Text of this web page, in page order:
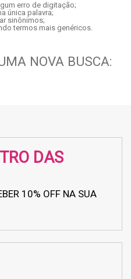
erro de digitação;
única palavra;
sinônimos;
termos mais genéricos.
NOVA BUSCA:
DAS
10% OFF NA SUA